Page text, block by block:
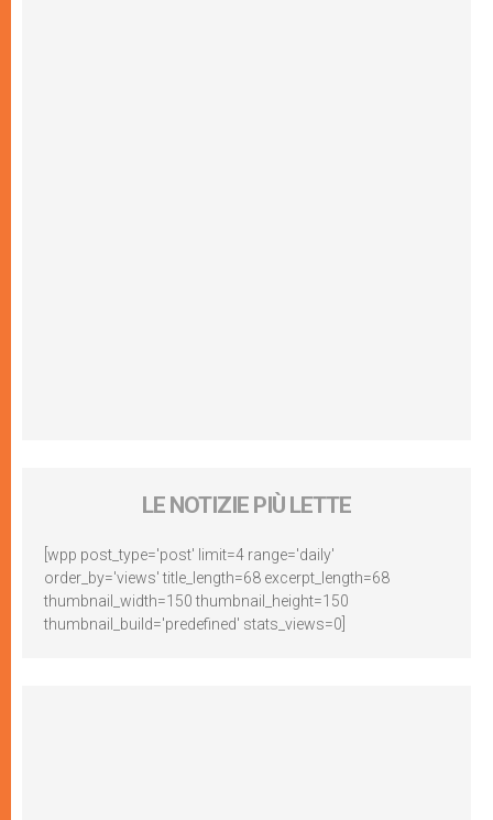
LE NOTIZIE PIÙ LETTE
[wpp post_type='post' limit=4 range='daily'
order_by='views' title_length=68 excerpt_length=68
thumbnail_width=150 thumbnail_height=150
thumbnail_build='predefined' stats_views=0]